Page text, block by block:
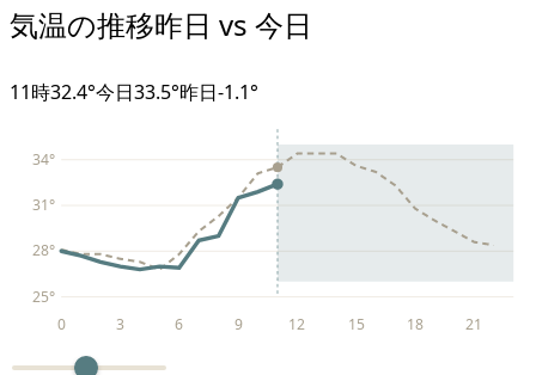
気温の推移昨日 vs 今日
11時32.4°今日33.5°昨日-1.1°
25°
28°
31°
34°
0 3 6 9 12 15 18 21